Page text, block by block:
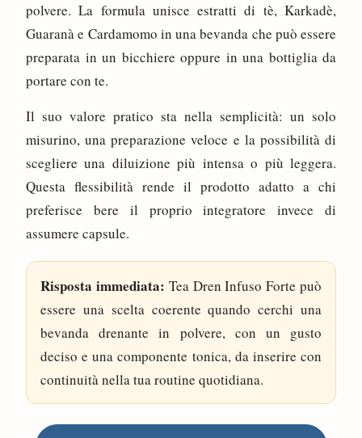
polvere. La formula unisce estratti di tè, Karkadè,
Guaranà e Cardamomo in una bevanda che può essere
preparata in un bicchiere oppure in una bottiglia da
portare con te.
Il suo valore pratico sta nella semplicità: un solo
misurino, una preparazione veloce e la possibilità di
scegliere una diluizione più intensa o più leggera.
Questa flessibilità rende il prodotto adatto a chi
preferisce bere il proprio integratore invece di
assumere capsule.
Risposta immediata: Tea Dren Infuso Forte può
essere una scelta coerente quando cerchi una
bevanda drenante in polvere, con un gusto
deciso e una componente tonica, da inserire con
continuità nella tua routine quotidiana.